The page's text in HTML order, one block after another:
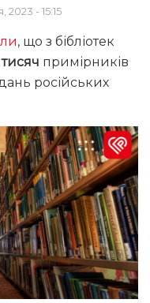
2023 - 15:15
, що з бібліотек
примірників
російських